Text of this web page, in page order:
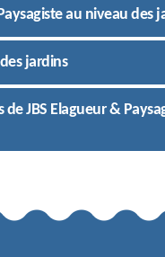
au niveau des
jardins
JBS Elagueur &